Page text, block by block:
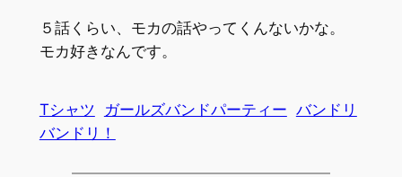
５話くらい、モカの話やってくんないかな。
モカ好きなんです。
Tシャツ ガールズバンドパーティー バンドリ
バンドリ！